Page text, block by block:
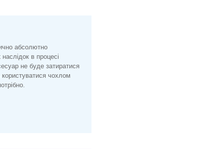
абсолютно
в процесі
не буде затиратися
чохлом